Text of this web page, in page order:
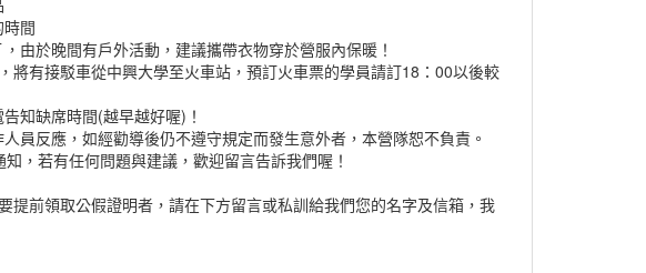
間
由於晚間有戶外活動，建議攜帶衣物穿於營服內保暖！
有接駁車從中興大學至火車站，預訂火車票的學員請訂18：00以後較
知缺席時間(越早越好喔)！
員反應，如經勸導後仍不遵守規定而發生意外者，本營隊恕不負責。
，若有任何問題與建議，歡迎留言告訴我們喔！
提前領取公假證明者，請在下方留言或私訓給我們您的名字及信箱，我